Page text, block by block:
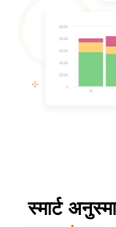
स्मार्ट